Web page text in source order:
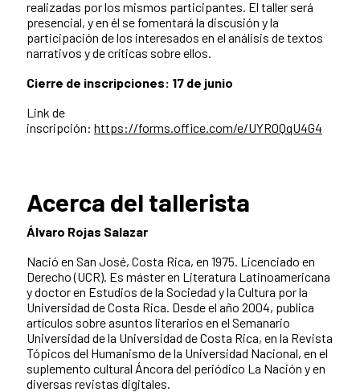
realizadas por los mismos participantes. El taller será
presencial, y en él se fomentará la discusión y la
participación de los interesados en el análisis de textos
narrativos y de críticas sobre ellos.
Cierre de inscripciones: 17 de junio
Link de
inscripción: https://forms.office.com/e/UYR0QqU4G4
Acerca del tallerista
Álvaro Rojas Salazar
Nació en San José, Costa Rica, en 1975. Licenciado en
Derecho (UCR). Es máster en Literatura Latinoamericana
y doctor en Estudios de la Sociedad y la Cultura por la
Universidad de Costa Rica. Desde el año 2004, publica
artículos sobre asuntos literarios en el Semanario
Universidad de la Universidad de Costa Rica, en la Revista
Tópicos del Humanismo de la Universidad Nacional, en el
suplemento cultural Áncora del periódico La Nación y en
diversas revistas digitales.